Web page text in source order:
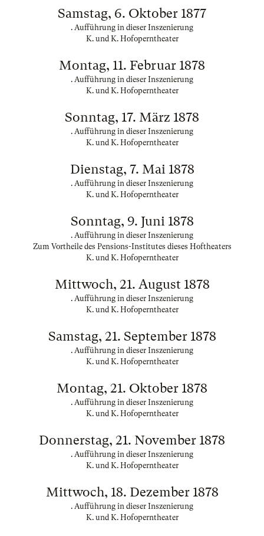
Samstag, 6. Oktober 1877
. Aufführung in dieser Inszenierung
K. und K. Hofoperntheater
Montag, 11. Februar 1878
. Aufführung in dieser Inszenierung
K. und K. Hofoperntheater
Sonntag, 17. März 1878
. Aufführung in dieser Inszenierung
K. und K. Hofoperntheater
Dienstag, 7. Mai 1878
. Aufführung in dieser Inszenierung
K. und K. Hofoperntheater
Sonntag, 9. Juni 1878
. Aufführung in dieser Inszenierung
Zum Vortheile des Pensions-Institutes dieses Hoftheaters
K. und K. Hofoperntheater
Mittwoch, 21. August 1878
. Aufführung in dieser Inszenierung
K. und K. Hofoperntheater
Samstag, 21. September 1878
. Aufführung in dieser Inszenierung
K. und K. Hofoperntheater
Montag, 21. Oktober 1878
. Aufführung in dieser Inszenierung
K. und K. Hofoperntheater
Donnerstag, 21. November 1878
. Aufführung in dieser Inszenierung
K. und K. Hofoperntheater
Mittwoch, 18. Dezember 1878
. Aufführung in dieser Inszenierung
K. und K. Hofoperntheater